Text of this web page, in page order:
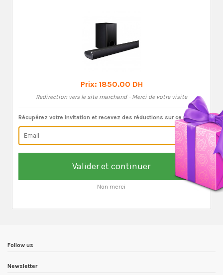
Prix: 1850.00 DH
Redirection vers le site marchand - Merci de votre visite
Récupérez votre invitation et recevez des réductions sur ce produit:
Valider et continuer
Non merci
Follow us
Newsletter